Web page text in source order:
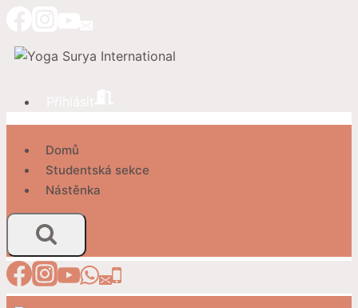
obsah
Domů
Studentská sekce
Nástěnka